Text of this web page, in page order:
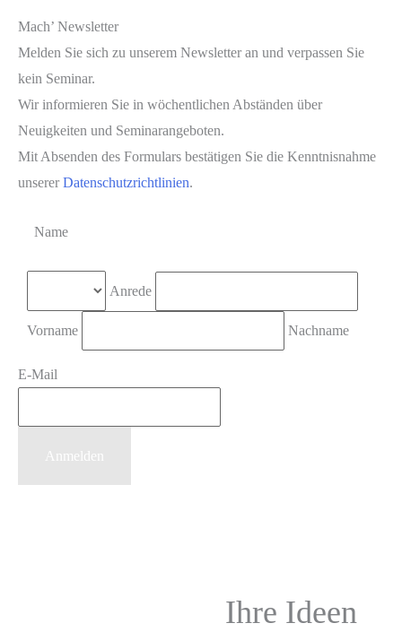
Mach’ Newsletter
Melden Sie sich zu unserem Newsletter an und verpassen Sie
kein Seminar.
Wir informieren Sie in wöchentlichen Abständen über
Neuigkeiten und Seminarangeboten.
Mit Absenden des Formulars bestätigen Sie die Kenntnisnahme
unserer Datenschutzrichtlinien.
Name
Anrede
Vorname Nachname
E-Mail
Ihre Ideen